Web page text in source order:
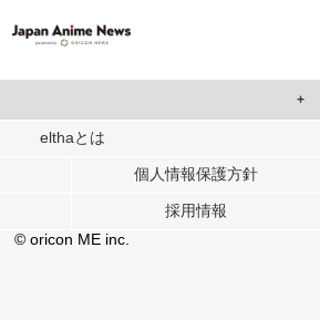
用して、ユーザーに合わせたコンテンツや広告の
解析の各パートナーに提供しています。
ユーザーが各パートナーに提供した他の情報や、
ービスを使用したときに収集した他の情報を組み
elthaとは
個人情報保護方針
採用情報
© oricon ME inc.